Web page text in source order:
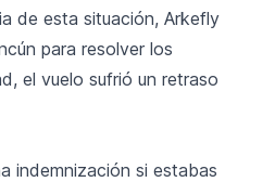
de esta situación, Arkefly
para resolver los
el vuelo sufrió un retraso
indemnización si estabas